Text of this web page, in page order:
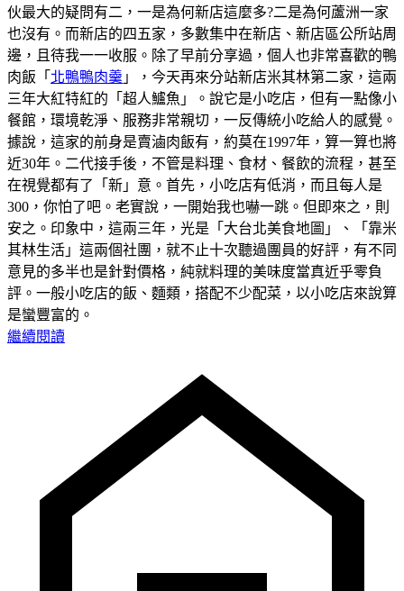
伙最大的疑問有二，一是為何新店這麼多?二是為何蘆洲一家
也沒有。而新店的四五家，多數集中在新店、新店區公所站周
邊，且待我一一收服。除了早前分享過，個人也非常喜歡的鴨
肉飯「 北鴨鴨肉羹 」，今天再來分站新店米其林第二家，這兩
三年大紅特紅的「超人鱸魚」。說它是小吃店，但有一點像小
餐館，環境乾淨、服務非常親切，一反傳統小吃給人的感覺。
據說，這家的前身是賣滷肉飯有，約莫在1997年，算一算也將
近30年。二代接手後，不管是料理、食材、餐飲的流程，甚至
在視覺都有了「新」意。首先，小吃店有低消，而且每人是
300，你怕了吧。老實說，一開始我也嚇一跳。但即來之，則
安之。印象中，這兩三年，光是「大台北美食地圖」、「靠米
其林生活」這兩個社團，就不止十次聽過團員的好評，有不同
意見的多半也是針對價格，純就料理的美味度當真近乎零負
評。一般小吃店的飯、麵類，搭配不少配菜，以小吃店來說算
是蠻豐富的。
繼續閱讀